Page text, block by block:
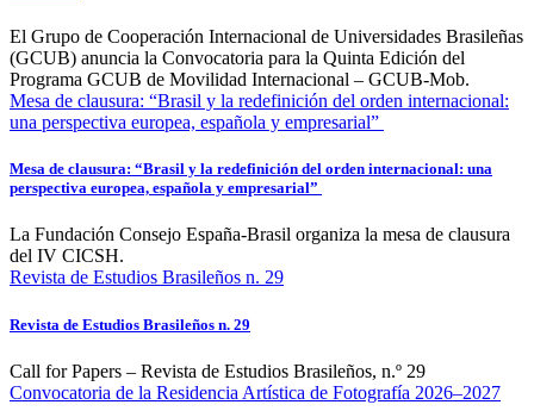
El Grupo de Cooperación Internacional de Universidades Brasileñas
(GCUB) anuncia la Convocatoria para la Quinta Edición del
Programa GCUB de Movilidad Internacional – GCUB-Mob.
Mesa de clausura: “Brasil y la redefinición del orden internacional:
una perspectiva europea, española y empresarial”
Mesa de clausura: “Brasil y la redefinición del orden internacional: una
perspectiva europea, española y empresarial”
La Fundación Consejo España-Brasil organiza la mesa de clausura
del IV CICSH.
Revista de Estudios Brasileños n. 29
Revista de Estudios Brasileños n. 29
Call for Papers – Revista de Estudios Brasileños, n.º 29
Convocatoria de la Residencia Artística de Fotografía 2026–2027